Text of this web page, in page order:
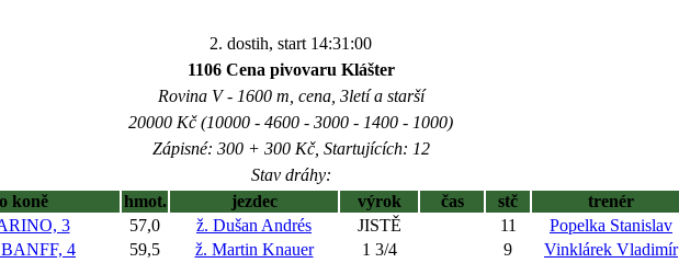
2. dostih, start 14:31:00
1106 Cena pivovaru Klášter
Rovina V - 1600 m, cena, 3letí a starší
20000 Kč (10000 - 4600 - 3000 - 1400 - 1000)
Zápisné: 300 + 300 Kč, Startujících: 12
Stav dráhy:
koně hmot. jezdec výrok čas stč trenér
3 57,0 ž. Dušan Andrés JISTĚ 11
Popelka Stanislav
4 59,5 ž. Martin Knauer 1 3/4 9
Vinklárek Vladimír